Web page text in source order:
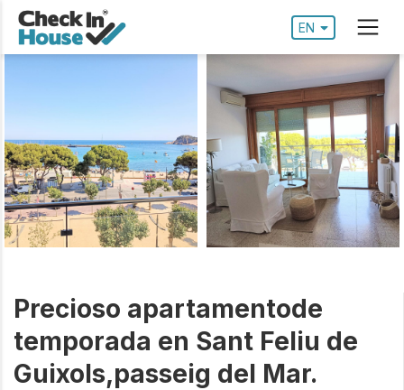
EN
Precioso apartamentode
temporada en Sant Feliu de
Guixols,passeig del Mar.